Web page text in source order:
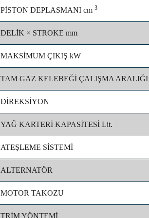
PİSTON DEPLASMANI cm 3
DELİK × STROKE mm
MAKSİMUM ÇIKIŞ kW
TAM GAZ KELEBEĞİ ÇALIŞMA ARALIĞI
DİREKSİYON
YAĞ KARTERİ KAPASİTESİ Lit.
ATEŞLEME SİSTEMİ
ALTERNATÖR
MOTOR TAKOZU
TRİM YÖNTEMİ